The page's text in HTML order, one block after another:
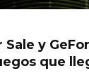
y
que